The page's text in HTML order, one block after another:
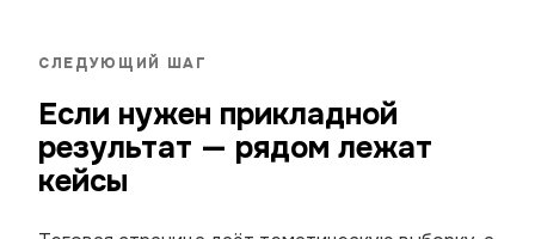
СЛЕДУЮЩИЙ ШАГ
Если нужен прикладной
результат — рядом лежат
кейсы